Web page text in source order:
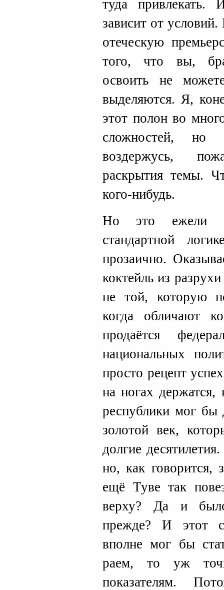
туда
зависит от условий.
отеческую
того, что вы,
освоить не
выделяются. Я,
этот полон во
сложностей,
воздержусь,
раскрытия темы.
кого-нибудь.
Но это ежели
стандартной
прозаично.
коктейль из
не той, которую
когда обличают
продаётся
национальных
просто рецепт
на ногах
республики мог бы
золотой век,
долгие
но, как говорится,
ещё Туве так
верху? Да и
прежде? И этот
вполне мог бы
раем, то уж
показателям.